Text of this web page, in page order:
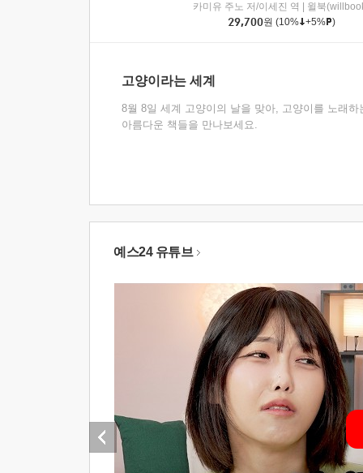
카미유 주노 저/이세진 역
윌북
29,700원 (10% +5% )
고양이라는 세계
8월 8일 세계 고양이의 날을 맞아, 고양이를 노래하
아름다운 책들을 만나보세요.
예스24 유튜브